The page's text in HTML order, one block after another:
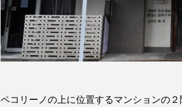
ペコリーノの上に位置するマンションの２